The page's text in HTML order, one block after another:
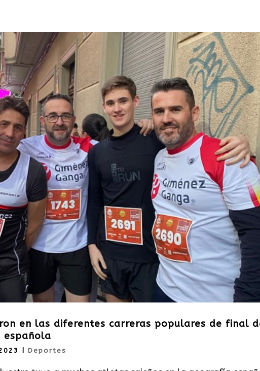
en las diferentes carreras populares de final
Deportes